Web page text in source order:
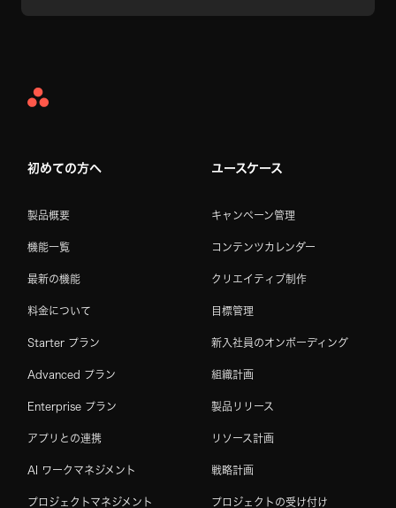
Asana
初めての方へ
製品概要
機能一覧
最新の機能
料金について
Starter プラン
Advanced プラン
Enterprise プラン
アプリとの連携
AI ワークマネジメント
プロジェクトマネジメント
ユースケース
キャンペーン管理
コンテンツカレンダー
クリエイティブ制作
目標管理
新入社員のオンボーディング
組織計画
製品リリース
リソース計画
戦略計画
プロジェクトの受け付け